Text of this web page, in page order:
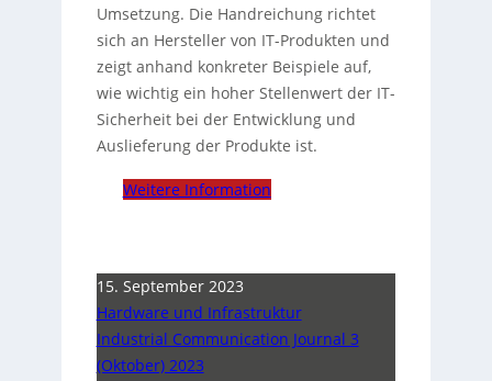
Umsetzung. Die Handreichung richtet
sich an Hersteller von IT-Produkten und
zeigt anhand konkreter Beispiele auf,
wie wichtig ein hoher Stellenwert der IT-
Sicherheit bei der Entwicklung und
Auslieferung der Produkte ist.
Weitere Information
15. September 2023
Hardware und Infrastruktur
Industrial Communication Journal 3
(Oktober) 2023